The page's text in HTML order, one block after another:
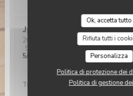
Ok, accetta tutto
Rifiuta tutti i
Personalizza
Politica di protezione dei
Politica di gestione
Jp
2026-07-30
- 12:30 - Ospiti 2
Servizio
Atmosfera:5/5 Cucina:
5/5
Tout est bon